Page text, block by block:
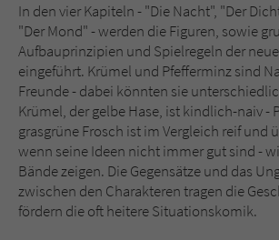
In den vier Kapiteln - "Die Nacht", "Der
"Der Mond" - werden die Figuren, sowie
Aufbauprinzipien und Spielregeln der
eingeführt. Krümel und Pfefferminz sind
Freunde - dabei könnten sie
Krümel, der gelbe Hase, ist kindlich-naiv -
grasgrüne Frosch ist im Vergleich reif und
wenn seine Ideen nicht immer gut sind -
Bände zeigen. Die Gegensätze und das
zwischen den Charakteren tragen die
fördern die oft heitere Situationskomik.